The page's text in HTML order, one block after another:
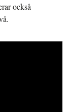
också